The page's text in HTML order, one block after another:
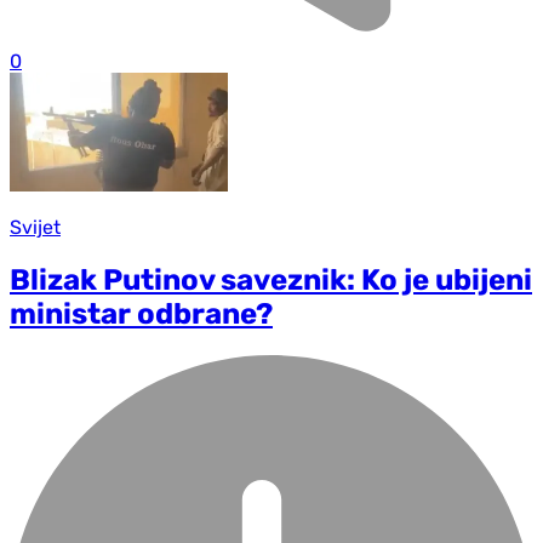
0
Svijet
Blizak Putinov saveznik: Ko je ubijeni
ministar odbrane?